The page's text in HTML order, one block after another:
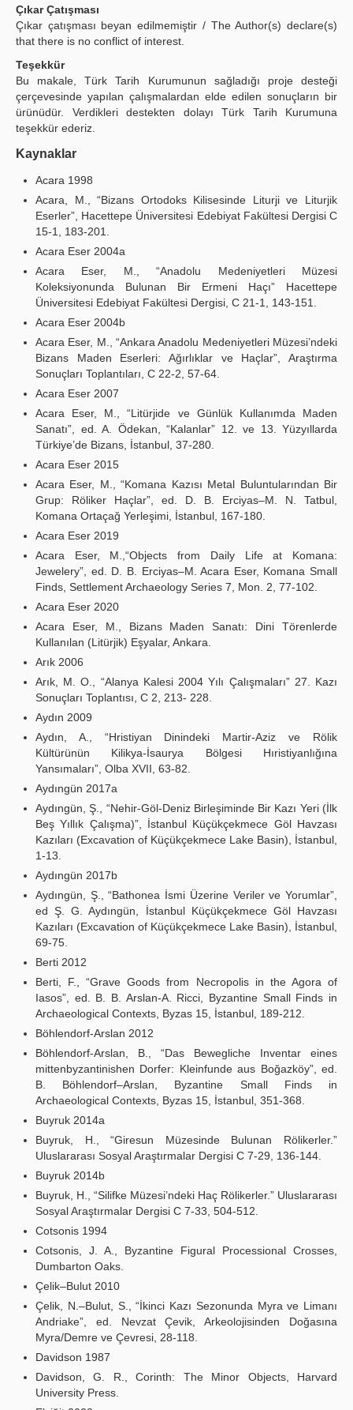
Çıkar Çatışması
Çıkar çatışması beyan edilmemiştir / The Author(s) declare(s)
that there is no conflict of interest.
Teşekkür
Bu makale, Türk Tarih Kurumunun sağladığı proje desteği
çerçevesinde yapılan çalışmalardan elde edilen sonuçların bir
ürünüdür. Verdikleri destekten dolayı Türk Tarih Kurumuna
teşekkür ederiz.
Kaynaklar
Acara 1998
Acara, M., “Bizans Ortodoks Kilisesinde Liturji ve Liturjik
Eserler”, Hacettepe Üniversitesi Edebiyat Fakültesi Dergisi C
15-1, 183-201.
Acara Eser 2004a
Acara Eser, M., “Anadolu Medeniyetleri Müzesi
Koleksiyonunda Bulunan Bir Ermeni Haçı” Hacettepe
Üniversitesi Edebiyat Fakültesi Dergisi, C 21-1, 143-151.
Acara Eser 2004b
Acara Eser, M., “Ankara Anadolu Medeniyetleri Müzesi’ndeki
Bizans Maden Eserleri: Ağırlıklar ve Haçlar”, Araştırma
Sonuçları Toplantıları, C 22-2, 57-64.
Acara Eser 2007
Acara Eser, M., “Litürjide ve Günlük Kullanımda Maden
Sanatı”, ed. A. Ödekan, “Kalanlar” 12. ve 13. Yüzyıllarda
Türkiye’de Bizans, İstanbul, 37-280.
Acara Eser 2015
Acara Eser, M., “Komana Kazısı Metal Buluntularından Bir
Grup: Röliker Haçlar”, ed. D. B. Erciyas–M. N. Tatbul,
Komana Ortaçağ Yerleşimi, İstanbul, 167-180.
Acara Eser 2019
Acara Eser, M.,“Objects from Daily Life at Komana:
Jewelery”, ed. D. B. Erciyas–M. Acara Eser, Komana Small
Finds, Settlement Archaeology Series 7, Mon. 2, 77-102.
Acara Eser 2020
Acara Eser, M., Bizans Maden Sanatı: Dini Törenlerde
Kullanılan (Litürjik) Eşyalar, Ankara.
Arık 2006
Arık, M. O., “Alanya Kalesi 2004 Yılı Çalışmaları” 27. Kazı
Sonuçları Toplantısı, C 2, 213- 228.
Aydın 2009
Aydın, A., “Hristiyan Dinindeki Martir-Aziz ve Rölik
Kültürünün Kilikya-İsaurya Bölgesi Hıristiyanlığına
Yansımaları”, Olba XVII, 63-82.
Aydıngün 2017a
Aydıngün, Ş., “Nehir-Göl-Deniz Birleşiminde Bir Kazı Yeri (İlk
Beş Yıllık Çalışma)”, İstanbul Küçükçekmece Göl Havzası
Kazıları (Excavation of Küçükçekmece Lake Basin), İstanbul,
1-13.
Aydıngün 2017b
Aydıngün, Ş., “Bathonea İsmi Üzerine Veriler ve Yorumlar”,
ed Ş. G. Aydıngün, İstanbul Küçükçekmece Göl Havzası
Kazıları (Excavation of Küçükçekmece Lake Basin), İstanbul,
69-75.
Berti 2012
Berti, F., “Grave Goods from Necropolis in the Agora of
Iasos”, ed. B. B. Arslan-A. Ricci, Byzantine Small Finds in
Archaeological Contexts, Byzas 15, İstanbul, 189-212.
Böhlendorf-Arslan 2012
Böhlendorf-Arslan, B., “Das Bewegliche Inventar eines
mittenbyzantinishen Dorfer: Kleinfunde aus Boğazköy”, ed.
B. Böhlendorf–Arslan, Byzantine Small Finds in
Archaeological Contexts, Byzas 15, İstanbul, 351-368.
Buyruk 2014a
Buyruk, H., “Giresun Müzesinde Bulunan Rölikerler.”
Uluslararası Sosyal Araştırmalar Dergisi C 7-29, 136-144.
Buyruk 2014b
Buyruk, H., “Silifke Müzesi’ndeki Haç Rölikerler.” Uluslararası
Sosyal Araştırmalar Dergisi C 7-33, 504-512.
Cotsonis 1994
Cotsonis, J. A., Byzantine Figural Processional Crosses,
Dumbarton Oaks.
Çelik–Bulut 2010
Çelik, N.–Bulut, S., “İkinci Kazı Sezonunda Myra ve Limanı
Andriake”, ed. Nevzat Çevik, Arkeolojisinden Doğasına
Myra/Demre ve Çevresi, 28-118.
Davidson 1987
Davidson, G. R., Corinth: The Minor Objects, Harvard
University Press.